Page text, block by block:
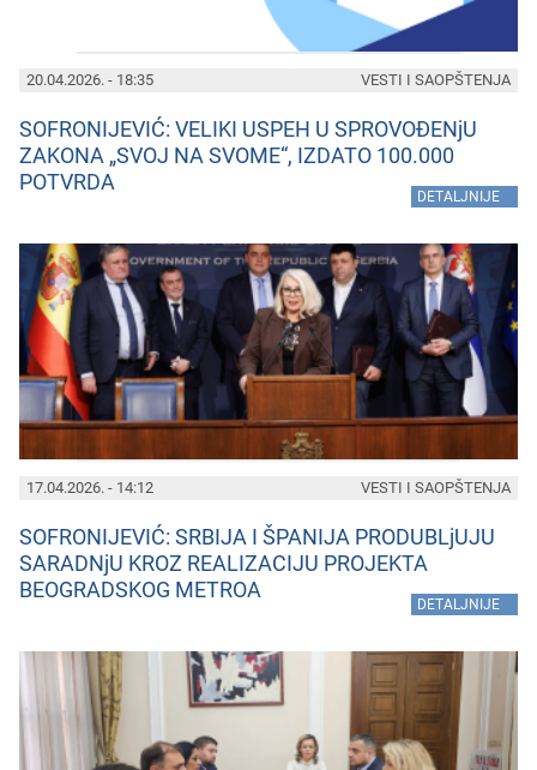
20.04.2026. - 18:35
SOFRONIJEVIĆ: VELIKI USPEH U SPROVOĐENjU
ZAKONA „SVOJ NA SVOME“, IZDATO 100.000
POTVRDA
DETALJNIJE
VESTI I SAOPŠTENJA
17.04.2026. - 14:12
SOFRONIJEVIĆ: SRBIJA I ŠPANIJA PRODUBLjUJU
SARADNjU KROZ REALIZACIJU PROJEKTA
BEOGRADSKOG METROA
DETALJNIJE
VESTI I SAOPŠTENJA